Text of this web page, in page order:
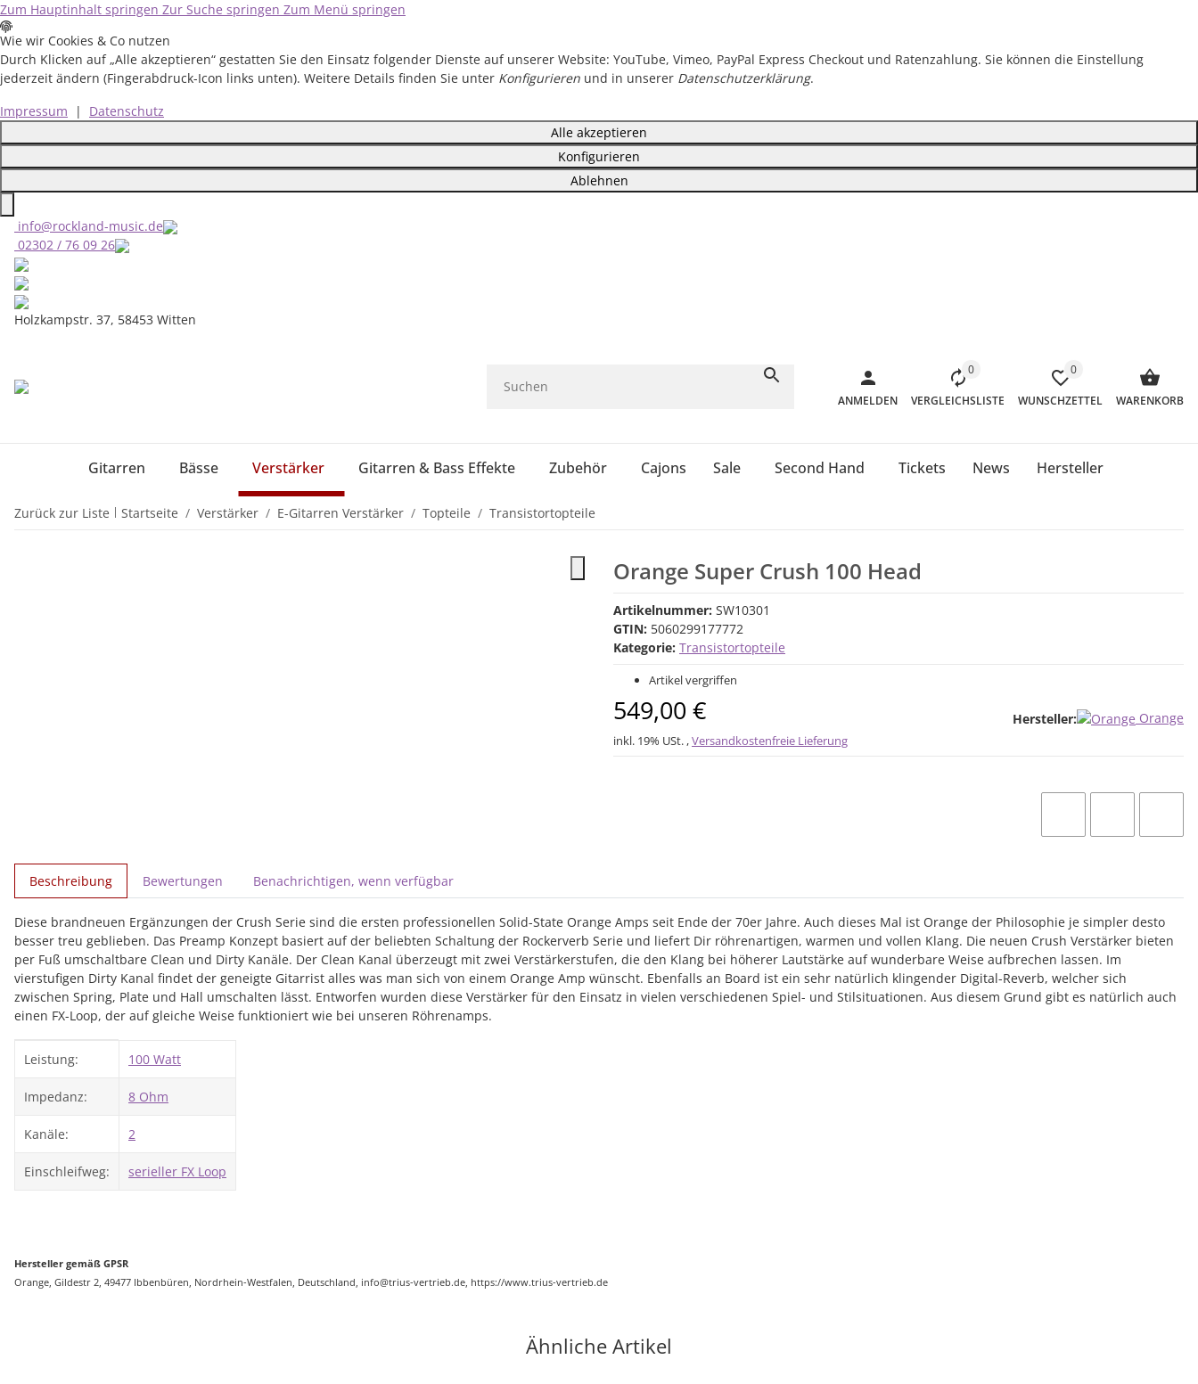
Zum Hauptinhalt springen Zur Suche springen Zum Menü springen
Wie wir Cookies & Co nutzen
Durch Klicken auf „Alle akzeptieren“ gestatten Sie den Einsatz folgender Dienste auf unserer Website: YouTube, Vimeo, PayPal Express Checkout und Ratenzahlung. Sie können die Einstellung
jederzeit ändern (Fingerabdruck-Icon links unten). Weitere Details finden Sie unter Konfigurieren und in unserer Datenschutzerklärung.
Impressum
|
Datenschutz
Alle akzeptieren
Konfigurieren
Ablehnen
Close
info@rockland-music.de
02302 / 76 09 26
Holzkampstr. 37, 58453 Witten
ANMELDEN
0
VERGLEICHSLISTE
0
WUNSCHZETTEL WARENKORB
Gitarren Bässe Verstärker Gitarren & Bass Effekte Zubehör Cajons Sale Second Hand Tickets News Hersteller
Zurück zur Liste Startseite Verstärker E-Gitarren Verstärker Topteile Transistortopteile
Orange Super Crush 100 Head
Artikelnummer: SW10301
GTIN: 5060299177772
Kategorie: Transistortopteile
Artikel vergriffen
549,00 €
inkl. 19% USt. ,Versandkostenfreie Lieferung
Hersteller: Orange
Beschreibung Bewertungen Benachrichtigen, wenn verfügbar
Diese brandneuen Ergänzungen der Crush Serie sind die ersten professionellen Solid-State Orange Amps seit Ende der 70er Jahre. Auch dieses Mal ist Orange der Philosophie je simpler desto
besser treu geblieben. Das Preamp Konzept basiert auf der beliebten Schaltung der Rockerverb Serie und liefert Dir röhrenartigen, warmen und vollen Klang. Die neuen Crush Verstärker bieten
per Fuß umschaltbare Clean und Dirty Kanäle. Der Clean Kanal überzeugt mit zwei Verstärkerstufen, die den Klang bei höherer Lautstärke auf wunderbare Weise aufbrechen lassen. Im
vierstufigen Dirty Kanal findet der geneigte Gitarrist alles was man sich von einem Orange Amp wünscht. Ebenfalls an Board ist ein sehr natürlich klingender Digital-Reverb, welcher sich
zwischen Spring, Plate und Hall umschalten lässt. Entworfen wurden diese Verstärker für den Einsatz in vielen verschiedenen Spiel- und Stilsituationen. Aus diesem Grund gibt es natürlich auch
einen FX-Loop, der auf gleiche Weise funktioniert wie bei unseren Röhrenamps.
Leistung: 100 Watt
Impedanz: 8 Ohm
Kanäle: 2
Einschleifweg: serieller FX Loop
Hersteller gemäß GPSR
Orange, Gildestr 2, 49477 Ibbenbüren, Nordrhein-Westfalen, Deutschland, info@trius-vertrieb.de, https://www.trius-vertrieb.de
Ähnliche Artikel